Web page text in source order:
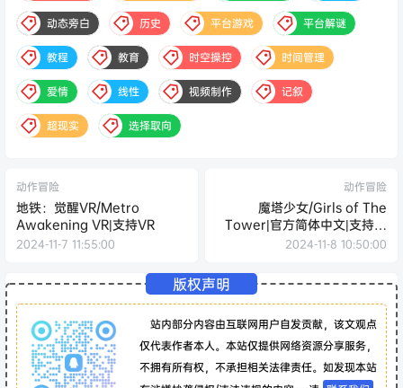
动态旁白 历史 平台游戏 平台解谜
教程 教育 时空操控 时间管理
爱情 线性 视频制作 记叙
超现实 选择取向
动作冒险
地铁：觉醒VR/Metro
Awakening VR|支持VR
2024-11-7 11:55:00
动作冒险
魔塔少女/Girls of The
Tower|官方简体中文|支持键
盘.鼠标
2024-11-8 10:50:00
版权声明
站内部分内容由互联网用户自发贡献，该文观点
仅代表作者本人。本站仅提供网络资源分享服务，
不拥有所有权，不承担相关法律责任。如发现本站